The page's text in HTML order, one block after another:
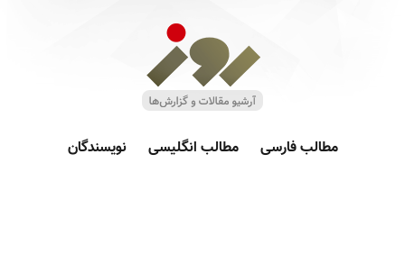
مطالب فارسی مطالب انگلیسی نویسندگان